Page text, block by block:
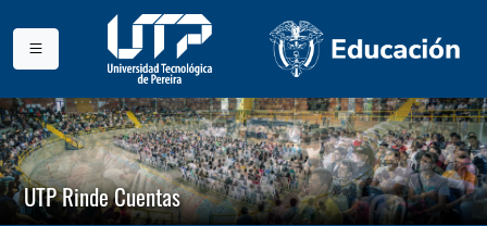
UTP Rinde Cuentas